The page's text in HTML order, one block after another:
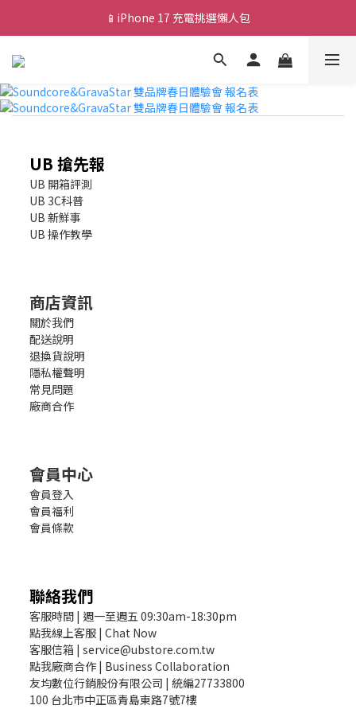
💰新會員送 $88 購物金
📱iPhone 17 充電挑選懶人包
🎟️ 去領優惠券 ▶▶
💰新會員送 $88 購物金
UB 搶先報
UB 開箱評測
UB 3C科普
UB 新鮮事
UB 操作教學
商店資訊
關於我們
配送說明
退換貨說明
隱私權聲明
常見問題
廠商合作
會員中心
會員登入
會員福利
會員條款
聯絡我們
客服時間 | 週一至週五 09:30am-18:30pm
點我線上客服 | Chat Now
客服信箱 | service@ubstore.com.tw
點我廠商合作 | Business Collaboration
友均數位行銷股份有限公司 | 統編27733800
100 台北市中正區青島東路7號7樓